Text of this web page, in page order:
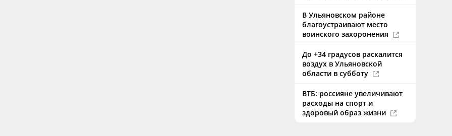
В Ульяновском районе
благоустраивают место
воинского захоронения
До +34 градусов раскалится
воздух в Ульяновской
области в субботу
ВТБ: россияне увеличивают
расходы на спорт и
здоровый образ жизни